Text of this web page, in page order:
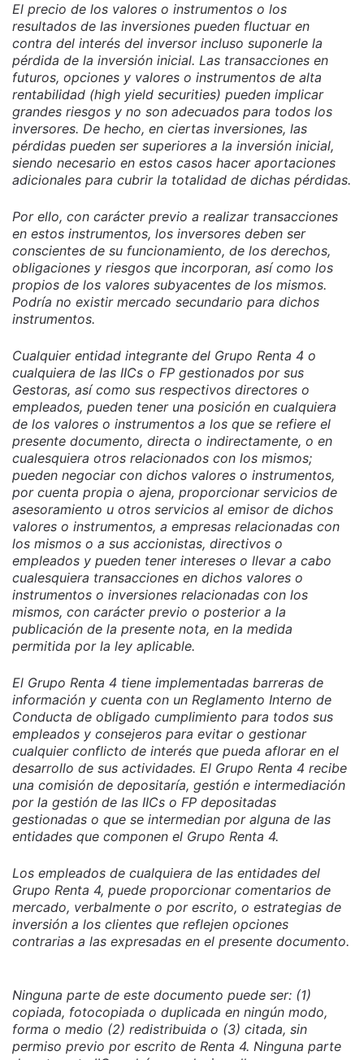
El precio de los valores o instrumentos o los
resultados de las inversiones pueden fluctuar en
contra del interés del inversor incluso suponerle la
pérdida de la inversión inicial. Las transacciones en
futuros, opciones y valores o instrumentos de alta
rentabilidad (high yield securities) pueden implicar
grandes riesgos y no son adecuados para todos los
inversores. De hecho, en ciertas inversiones, las
pérdidas pueden ser superiores a la inversión inicial,
siendo necesario en estos casos hacer aportaciones
adicionales para cubrir la totalidad de dichas pérdidas.
Por ello, con carácter previo a realizar transacciones
en estos instrumentos, los inversores deben ser
conscientes de su funcionamiento, de los derechos,
obligaciones y riesgos que incorporan, así como los
propios de los valores subyacentes de los mismos.
Podría no existir mercado secundario para dichos
instrumentos.
Cualquier entidad integrante del Grupo Renta 4 o
cualquiera de las IICs o FP gestionados por sus
Gestoras, así como sus respectivos directores o
empleados, pueden tener una posición en cualquiera
de los valores o instrumentos a los que se refiere el
presente documento, directa o indirectamente, o en
cualesquiera otros relacionados con los mismos;
pueden negociar con dichos valores o instrumentos,
por cuenta propia o ajena, proporcionar servicios de
asesoramiento u otros servicios al emisor de dichos
valores o instrumentos, a empresas relacionadas con
los mismos o a sus accionistas, directivos o
empleados y pueden tener intereses o llevar a cabo
cualesquiera transacciones en dichos valores o
instrumentos o inversiones relacionadas con los
mismos, con carácter previo o posterior a la
publicación de la presente nota, en la medida
permitida por la ley aplicable.
El Grupo Renta 4 tiene implementadas barreras de
información y cuenta con un Reglamento Interno de
Conducta de obligado cumplimiento para todos sus
empleados y consejeros para evitar o gestionar
cualquier conflicto de interés que pueda aflorar en el
desarrollo de sus actividades. El Grupo Renta 4 recibe
una comisión de depositaría, gestión e intermediación
por la gestión de las IICs o FP depositadas
gestionadas o que se intermedian por alguna de las
entidades que componen el Grupo Renta 4.
Los empleados de cualquiera de las entidades del
Grupo Renta 4, puede proporcionar comentarios de
mercado, verbalmente o por escrito, o estrategias de
inversión a los clientes que reflejen opciones
contrarias a las expresadas en el presente documento.
Ninguna parte de este documento puede ser: (1)
copiada, fotocopiada o duplicada en ningún modo,
forma o medio (2) redistribuida o (3) citada, sin
permiso previo por escrito de Renta 4. Ninguna parte